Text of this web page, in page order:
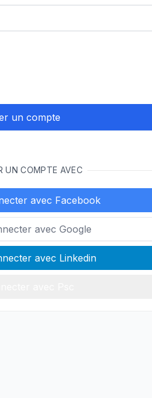
UN COMPTE AVEC
avec Facebook
avec Google
avec Linkedin